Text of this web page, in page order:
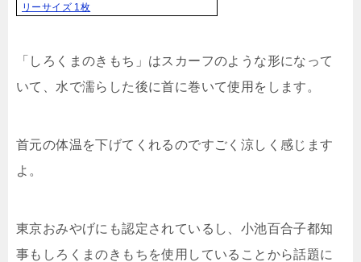
リーサイズ 1枚
「しろくまのきもち」はスカーフのような形になって
いて、水で濡らした後に首に巻いて使用をします。
首元の体温を下げてくれるのですごく涼しく感じます
よ。
東京おみやげにも認定されているし、小池百合子都知
事もしろくまのきもちを使用していることから話題に